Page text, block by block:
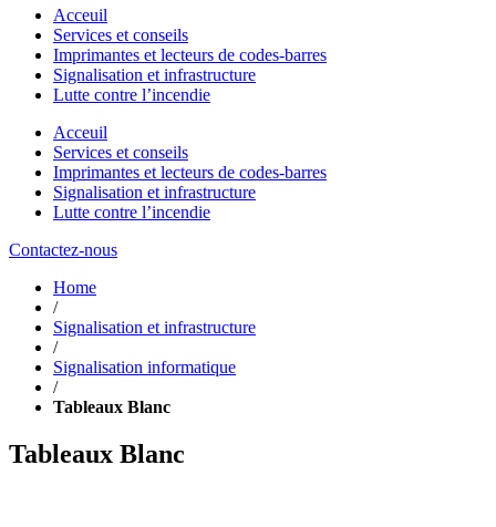
Acceuil
Services et conseils
Imprimantes et lecteurs de codes-barres
Signalisation et infrastructure
Lutte contre l’incendie
Acceuil
Services et conseils
Imprimantes et lecteurs de codes-barres
Signalisation et infrastructure
Lutte contre l’incendie
Contactez-nous
Home
/
Signalisation et infrastructure
/
Signalisation informatique
/
Tableaux Blanc
Tableaux Blanc